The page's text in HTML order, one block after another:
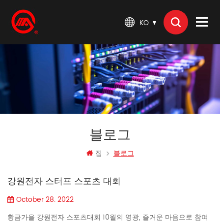
KO
블로그
집 블로그
강원전자 스터프 스포츠 대회
October 28. 2022
황금가을 강원전자 스포츠대회 10월의 영광, 즐거운 마음으로 참여